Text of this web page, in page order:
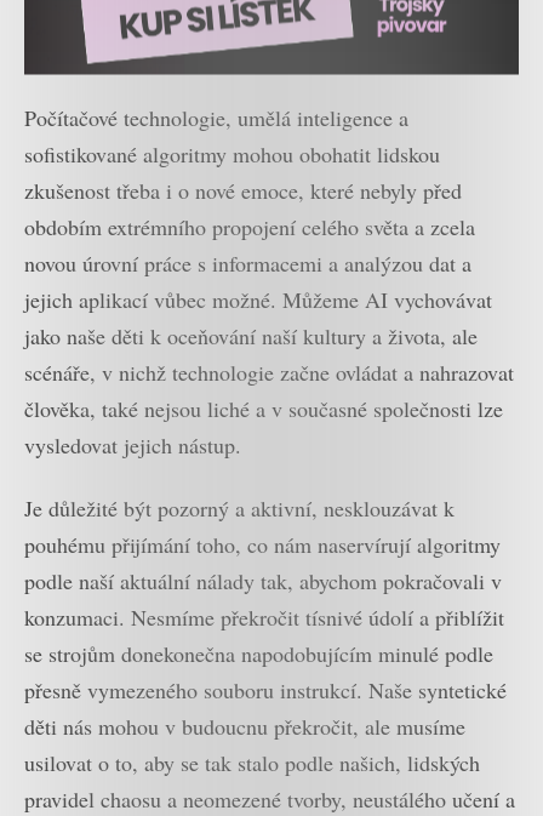
Počítačové technologie, umělá inteligence a
sofistikované algoritmy mohou obohatit lidskou
zkušenost třeba i o nové emoce, které nebyly před
obdobím extrémního propojení celého světa a zcela
novou úrovní práce s informacemi a analýzou dat a
jejich aplikací vůbec možné. Můžeme AI vychovávat
jako naše děti k oceňování naší kultury a života, ale
scénáře, v nichž technologie začne ovládat a nahrazovat
člověka, také nejsou liché a v současné společnosti lze
vysledovat jejich nástup.
Je důležité být pozorný a aktivní, nesklouzávat k
pouhému přijímání toho, co nám naservírují algoritmy
podle naší aktuální nálady tak, abychom pokračovali v
konzumaci. Nesmíme překročit tísnivé údolí a přiblížit
se strojům donekonečna napodobujícím minulé podle
přesně vymezeného souboru instrukcí. Naše syntetické
děti nás mohou v budoucnu překročit, ale musíme
usilovat o to, aby se tak stalo podle našich, lidských
pravidel chaosu a neomezené tvorby, neustálého učení a